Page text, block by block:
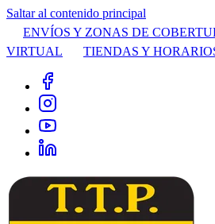
Saltar al contenido principal
ENVÍOS Y ZONAS DE
VIRTUAL
TIENDAS Y